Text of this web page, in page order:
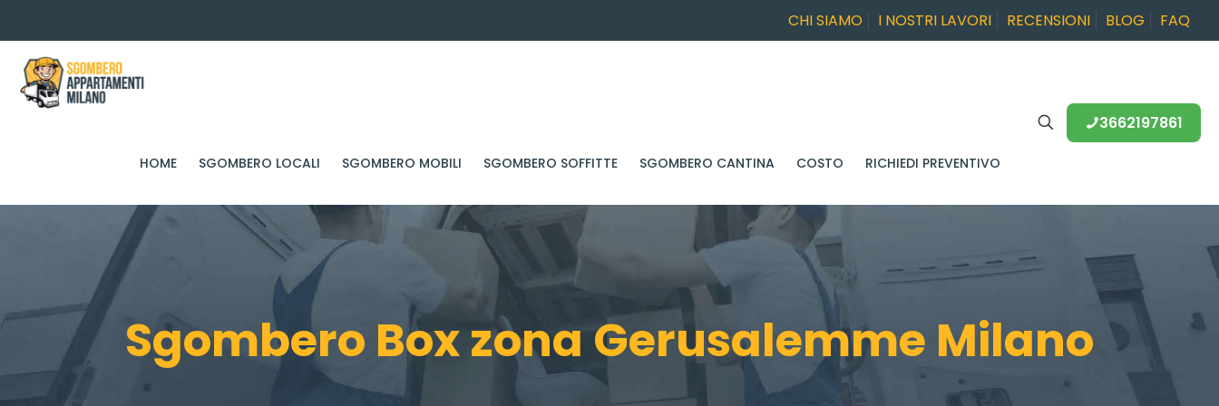
CHI SIAMO I NOSTRI LAVORI RECENSIONI BLOG FAQ
HOME SGOMBERO LOCALI SGOMBERO MOBILI SGOMBERO SOFFITTE SGOMBERO CANTINA COSTO RICHIEDI PREVENTIVO
3662197861
Sgombero Box zona Gerusalemme Milano